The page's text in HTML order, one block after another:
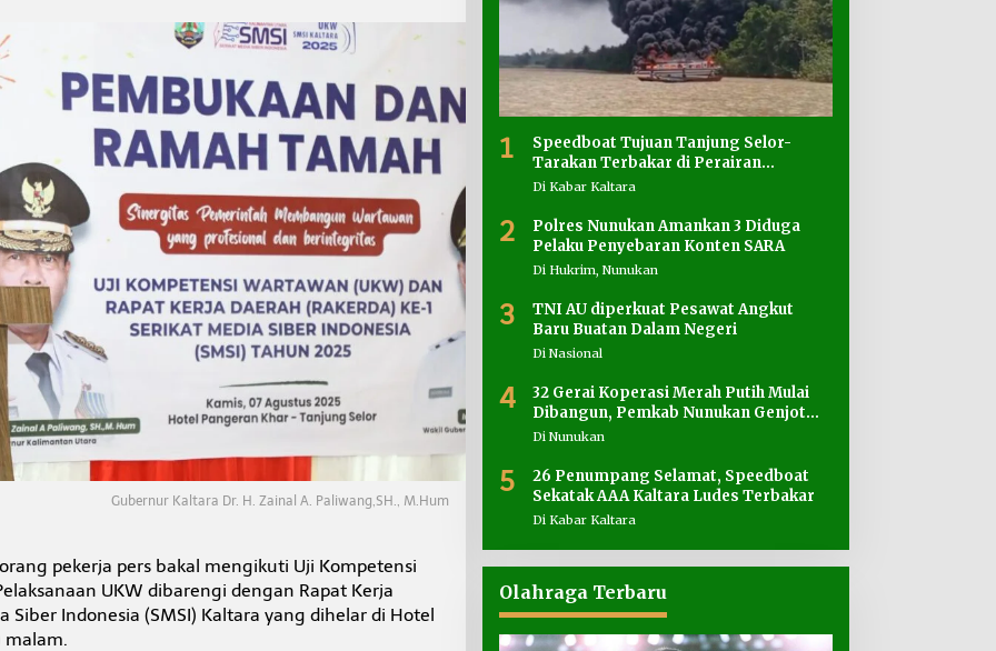
Gubernur Kaltara Dr. H. Zainal A. Paliwang,SH., M.Hum
orang pekerja pers bakal mengikuti Uji Kompetensi
UKW dibarengi dengan Rapat Kerja
Siber Indonesia (SMSI) Kaltara yang dihelar di Hotel
malam.
1
Speedboat Tujuan Tanjung Selor-
Tarakan Terbakar di Perairan
Salimbatu
Di Kabar Kaltara
2
Polres Nunukan Amankan 3 Diduga
Pelaku Penyebaran Konten SARA
Di Hukrim, Nunukan
3
TNI AU diperkuat Pesawat Angkut
Baru Buatan Dalam Negeri
Di Nasional
4
32 Gerai Koperasi Merah Putih Mulai
Dibangun, Pemkab Nunukan Genjot
Penyediaan Lahan
Di Nunukan
5
26 Penumpang Selamat, Speedboat
Sekatak AAA Kaltara Ludes Terbakar
Di Kabar Kaltara
Olahraga Terbaru